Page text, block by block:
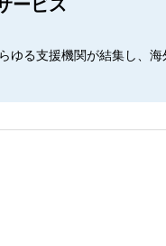
ービス
ゆる支援機関が結集し、